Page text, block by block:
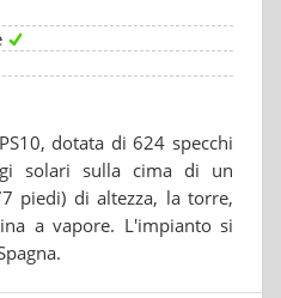
dotata di 624 specchi
solari sulla cima di un
piedi) di altezza, la torre,
a vapore. L'impianto si